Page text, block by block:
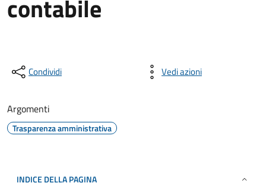
contabile
Condividi Vedi azioni
Argomenti
Trasparenza amministrativa
INDICE DELLA PAGINA